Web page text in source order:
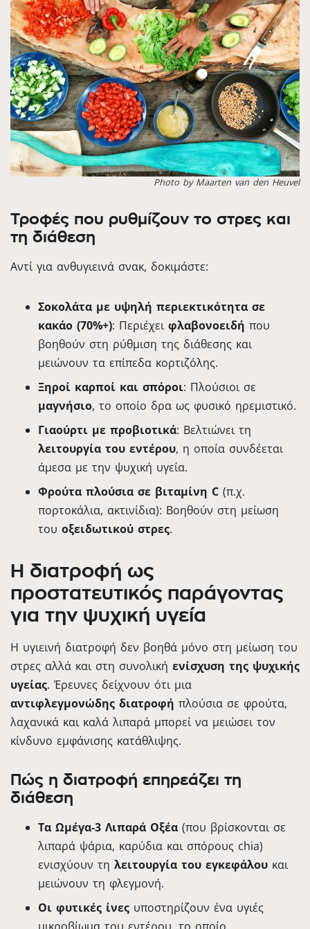
Photo by Maarten van den Heuvel
Τροφές που ρυθμίζουν το στρες και
τη διάθεση
Αντί για ανθυγιεινά σνακ, δοκιμάστε:
Σοκολάτα με υψηλή περιεκτικότητα σε
κακάο (70%+): Περιέχει φλαβονοειδή που
βοηθούν στη ρύθμιση της διάθεσης και
μειώνουν τα επίπεδα κορτιζόλης.
Ξηροί καρποί και σπόροι: Πλούσιοι σε
μαγνήσιο, το οποίο δρα ως φυσικό ηρεμιστικό.
Γιαούρτι με προβιοτικά: Βελτιώνει τη
λειτουργία του εντέρου, η οποία συνδέεται
άμεσα με την ψυχική υγεία.
Φρούτα πλούσια σε βιταμίνη C (π.χ.
πορτοκάλια, ακτινίδια): Βοηθούν στη μείωση
του οξειδωτικού στρες.
Η διατροφή ως
προστατευτικός παράγοντας
για την ψυχική υγεία
Η υγιεινή διατροφή δεν βοηθά μόνο στη μείωση του
στρες αλλά και στη συνολική ενίσχυση της ψυχικής
υγείας. Έρευνες δείχνουν ότι μια
αντιφλεγμονώδης διατροφή πλούσια σε φρούτα,
λαχανικά και καλά λιπαρά μπορεί να μειώσει τον
κίνδυνο εμφάνισης κατάθλιψης.
Πώς η διατροφή επηρεάζει τη
διάθεση
Τα Ωμέγα-3 Λιπαρά Οξέα (που βρίσκονται σε
λιπαρά ψάρια, καρύδια και σπόρους chia)
ενισχύουν τη λειτουργία του εγκεφάλου και
μειώνουν τη φλεγμονή.
Οι φυτικές ίνες υποστηρίζουν ένα υγιές